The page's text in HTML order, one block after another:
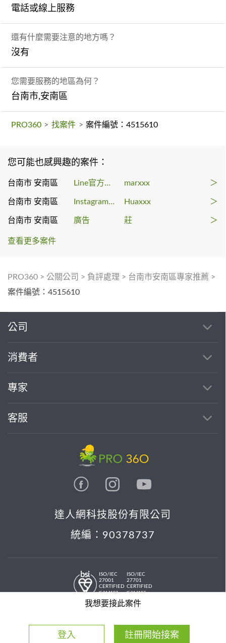
電話或線上服務
還有什麼需要注意的地方嗎？
沒有
您需要服務的地區為何？
台南市,安南區
PRO360 > 找案件 > 案件編號：4515610
您可能也感興趣的案件：
台南市 安南區 Line官方帳號代操 marxxx ＞
台南市 安南區 Instagram 小編 Huaxxx ＞
台南市 安南區 廣告 莊 ＞
查看更多案件
PRO360 > 公關公司 > 負評處理 > 台南市安南區專家推薦 >
案件編號：4515610
我想要接此案件
登入 註冊開始接案
公司
消費者
專家
客服
達人網科技股份有限公司
統編：90378737
ISO/IEC
27001
CERTIFIED
IS 814197
ISO/IEC
27701
CERTIFIED
IS 814197
© 2026 PRO36O. All rights reserved.